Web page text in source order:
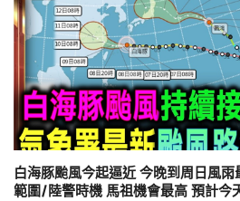
白海豚颱風今起逼近 今晚到周日風
範圍/陸警時機 馬祖機會最高 預計今